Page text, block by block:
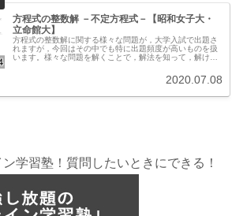
方程式の整数解 －不定方程式－【昭和女子大・
立命館大】
方程式の整数解に関する様々な問題が，大学入試で出題さ
れますが，今回はその中でも特に出題頻度が高いものを扱
います。様々な問題を解くことで，解法を知って，解ける
2020.07.08
学習塾！質問したいときにできる！